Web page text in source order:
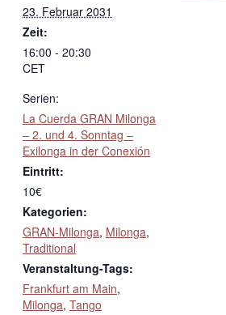
23. Februar 2031
Zeit:
16:00 - 20:30
CET
Serien:
La Cuerda GRAN Milonga
– 2. und 4. Sonntag –
Exilonga in der Conexión
Eintritt:
10€
Kategorien:
GRAN-Milonga, Milonga,
Traditional
Veranstaltung-Tags:
Frankfurt am Main,
Milonga, Tango